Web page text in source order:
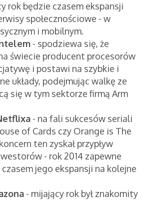
rok będzie czasem ekspansji
społecznościowe - w
i mobilnym.
- spodziewa się, że
świecie producent procesorów
i postawi na szybkie i
układy, podejmując walkę ze
się w tym sektorze firmą Arm
- na fali sukcesów seriali
of Cards czy Orange is The
ten zyskał przypływ
- rok 2014 zapewne
jego ekspansji na kolejne
- mijający rok był znakomity